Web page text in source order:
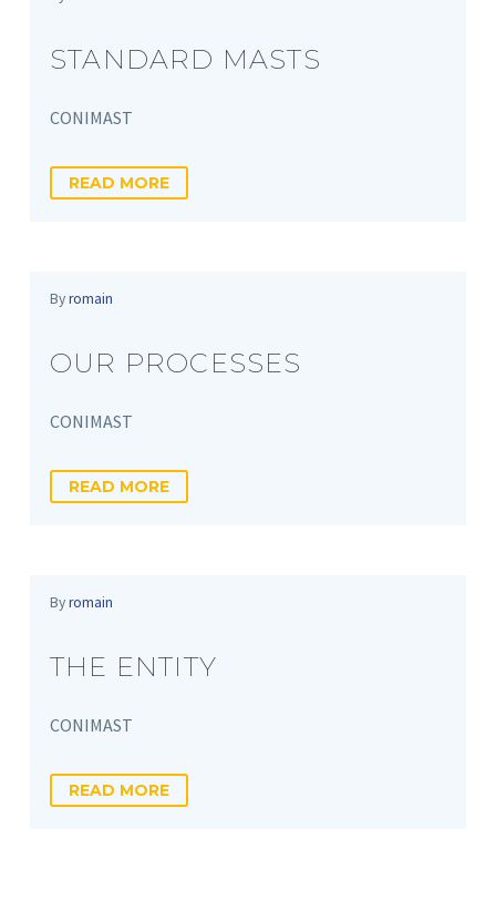
STANDARD MASTS
CONIMAST
READ MORE
Byromain
OUR PROCESSES
CONIMAST
READ MORE
Byromain
THE ENTITY
CONIMAST
READ MORE